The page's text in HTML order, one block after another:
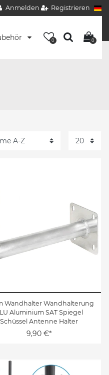
Anmelden Registrieren
0 0
Wandhalter Wandhalterung
Aluminium SAT Spiegel
Schüssel Antenne Halter
9,90 €*